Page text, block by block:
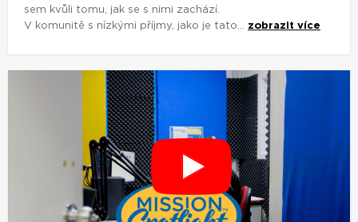
sem kvůli tomu, jak se s nimi zachází.
V komunitě s nízkými příjmy, jako je tato... zobrazit více